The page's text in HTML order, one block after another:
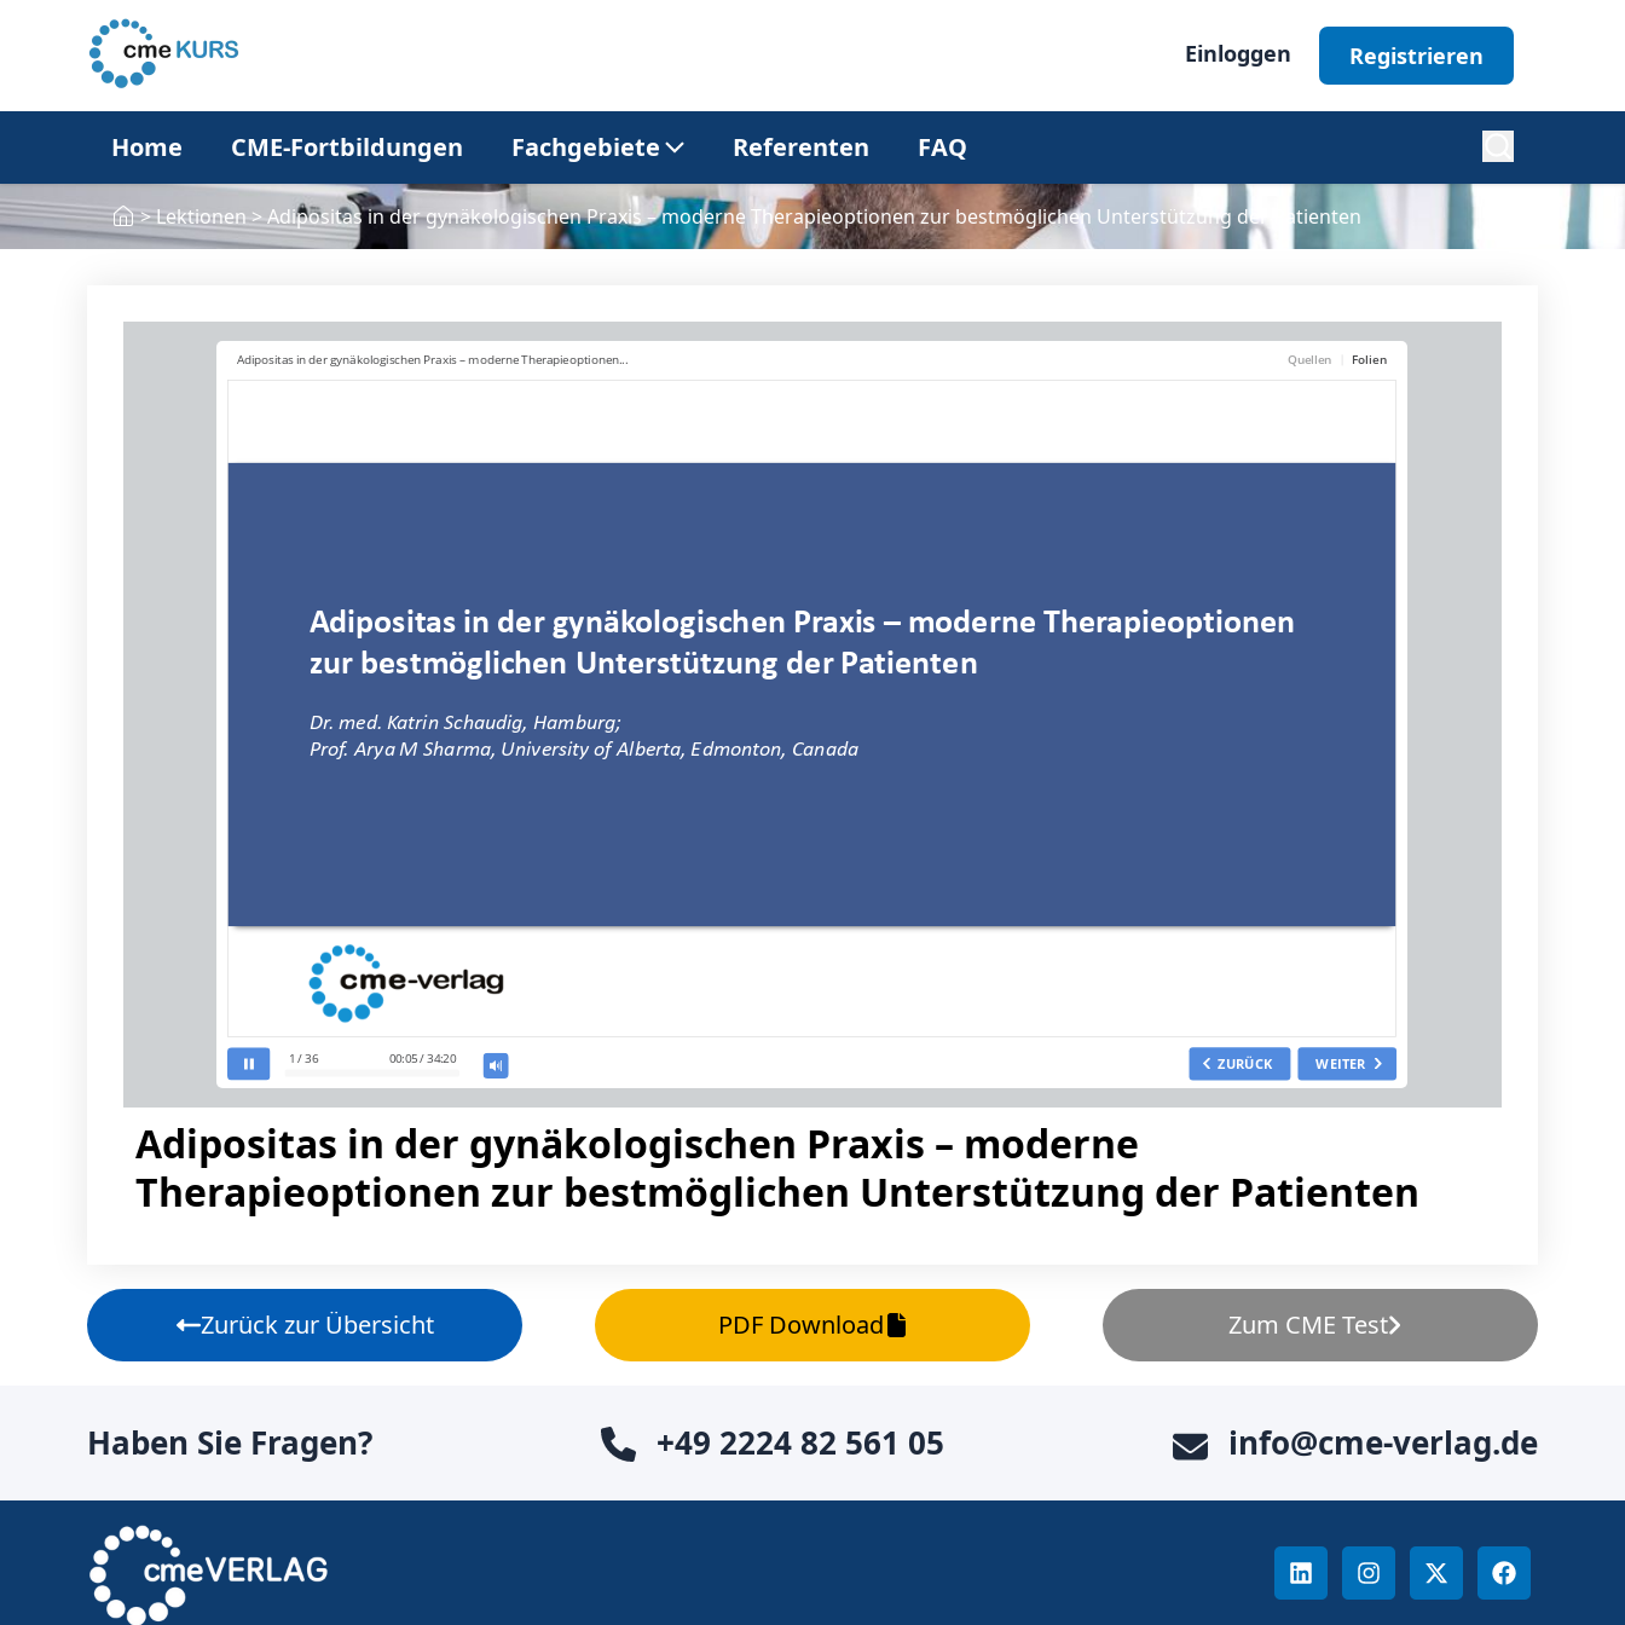
Einloggen Registrieren
Home CME-Fortbildungen Fachgebiete
Allgemeinmedizin Dermatologie Diabetes
Gastroenterologie Kardiologie Nephrologie
Referenten FAQ
>Lektionen>Adipositas in der gynäkologischen Praxis – moderne Therapieoptionen zur bestmöglichen Unterstützung der Patienten
Adipositas in der gynäkologischen Praxis – moderne
Therapieoptionen zur bestmöglichen Unterstützung der Patienten
Zum CME Test
PDF Download
Zurück zur Übersicht
Haben Sie Fragen? +49 2224 82 561 05 info@cme-verlag.de